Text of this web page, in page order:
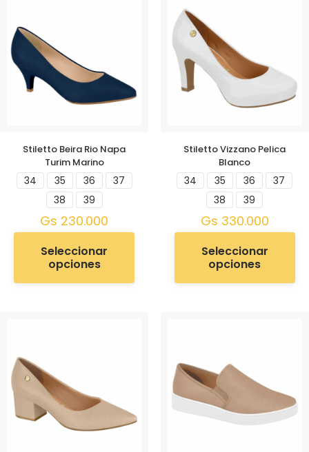
Stiletto Beira Rio Napa
Turim Marino
34 35 36
37
38
39
Gs 230.000
Seleccionar
opciones
Stiletto Vizzano Pelica
Blanco
34 35 36
37
38
39
Gs 330.000
Seleccionar
opciones